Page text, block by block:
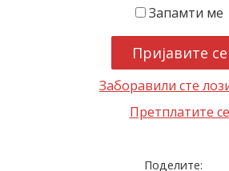
Запамти ме
Заборавили сте
Претплатите се
Поделите: